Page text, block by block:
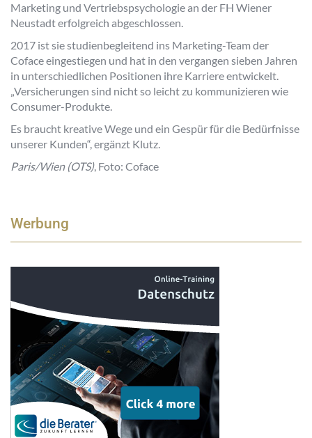
Marketing und Vertriebspsychologie an der FH Wiener
Neustadt erfolgreich abgeschlossen.
2017 ist sie studienbegleitend ins Marketing-Team der
Coface eingestiegen und hat in den vergangen sieben Jahren
in unterschiedlichen Positionen ihre Karriere entwickelt.
„Versicherungen sind nicht so leicht zu kommunizieren wie
Consumer-Produkte.
Es braucht kreative Wege und ein Gespür für die Bedürfnisse
unserer Kunden“, ergänzt Klutz.
Paris/Wien (OTS), Foto: Coface
Werbung